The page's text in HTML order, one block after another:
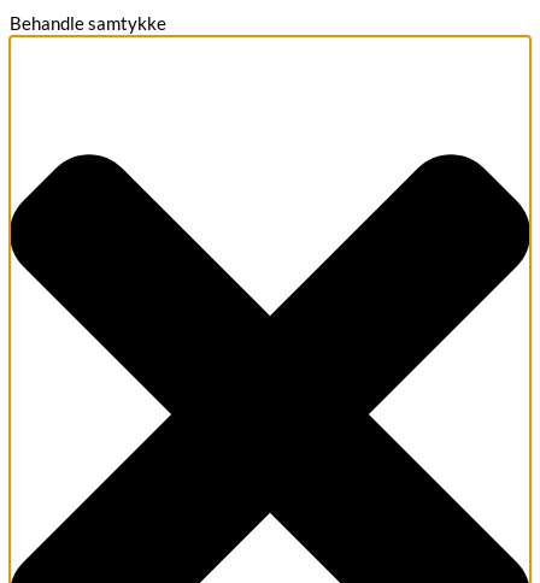
Behandle samtykke